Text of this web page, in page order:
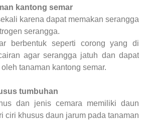
kantong semar
karena dapat memakan serangga
serangga.
berbentuk seperti corong yang di
agar serangga jatuh dan dapat
tanaman kantong semar.
tumbuhan
dan jenis cemara memiliki daun
ciri khusus daun jarum pada tanaman